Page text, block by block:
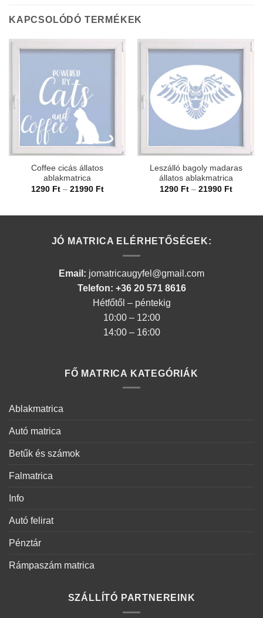
KAPCSOLÓDÓ TERMÉKEK
Coffee cicás állatos
ablakmatrica
1290 Ft – 21990 FtÁrtartomány:
Leszálló bagoly madaras
állatos ablakmatrica
1290 Ft – 21990 Ft
JÓ MATRICA ELÉRHETŐSÉGEK:
Email: jomatricaugyfel@gmail.com
Telefon: +36 20 571 8616
Hétfőtől – péntekig
10:00 – 12:00
14:00 – 16:00
FŐ MATRICA KATEGÓRIÁK
Ablakmatrica
Autó matrica
Betűk és számok
Falmatrica
Info
Autó felirat
Pénztár
Rámpaszám matrica
SZÁLLÍTÓ PARTNEREINK